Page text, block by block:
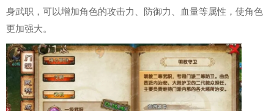
身武职，可以增加角色的攻击力、防御力、血量等属性，使角色
更加强大。